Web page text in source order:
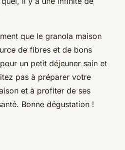
que le granola maison
de fibres et de bons
un petit déjeuner sain et
pas à préparer votre
et à profiter de ses
Bonne dégustation !